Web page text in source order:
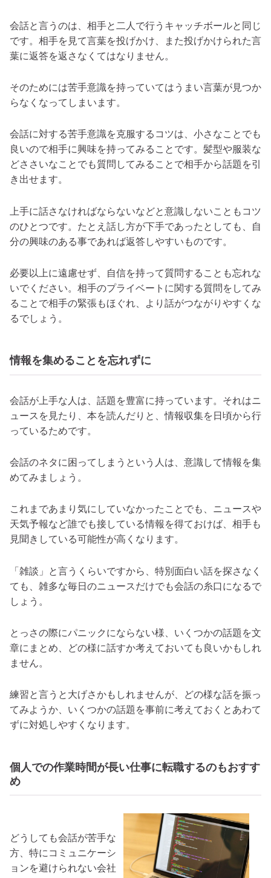
会話と言うのは、相手と二人で行うキャッチボールと同じ
です。相手を見て言葉を投げかけ、また投げかけられた言
葉に返答を返さなくてはなりません。
そのためには苦手意識を持っていてはうまい言葉が見つか
らなくなってしまいます。
会話に対する苦手意識を克服するコツは、小さなことでも
良いので相手に興味を持ってみることです。髪型や服装な
どささいなことでも質問してみることで相手から話題を引
き出せます。
上手に話さなければならないなどと意識しないこともコツ
のひとつです。たとえ話し方が下手であったとしても、自
分の興味のある事であれば返答しやすいものです。
必要以上に遠慮せず、自信を持って質問することも忘れな
いでください。相手のプライベートに関する質問をしてみ
ることで相手の緊張もほぐれ、より話がつながりやすくな
るでしょう。
情報を集めることを忘れずに
会話が上手な人は、話題を豊富に持っています。それはニ
ュースを見たり、本を読んだりと、情報収集を日頃から行
っているためです。
会話のネタに困ってしまうという人は、意識して情報を集
めてみましょう。
これまであまり気にしていなかったことでも、ニュースや
天気予報など誰でも接している情報を得ておけば、相手も
見聞きしている可能性が高くなります。
「雑談」と言うくらいですから、特別面白い話を探さなく
ても、雑多な毎日のニュースだけでも会話の糸口になるで
しょう。
とっさの際にパニックにならない様、いくつかの話題を文
章にまとめ、どの様に話すか考えておいても良いかもしれ
ません。
練習と言うと大げさかもしれませんが、どの様な話を振っ
てみようか、いくつかの話題を事前に考えておくとあわて
ずに対処しやすくなります。
個人での作業時間が長い仕事に転職するのもおすす
め
どうしても会話が苦手な
方、特にコミュニケーシ
ョンを避けられない会社